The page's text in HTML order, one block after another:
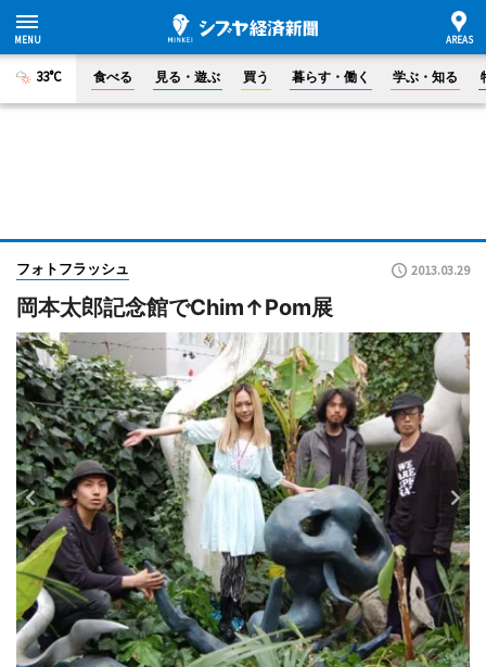
33°C 食べる 見る・遊ぶ 買う 暮らす・働く 学ぶ・知る
フォトフラッシュ 2013.03.29
岡本太郎記念館でChim↑Pom展